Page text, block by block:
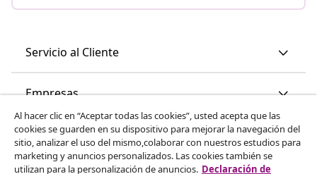
Servicio al Cliente
Empresas
vidaXL
Al hacer clic en “Aceptar todas las cookies”, usted acepta que las
cookies se guarden en su dispositivo para mejorar la navegación del
sitio, analizar el uso del mismo,colaborar con nuestros estudios para
marketing y anuncios personalizados. Las cookies también se
utilizan para la personalización de anuncios. Declaración de